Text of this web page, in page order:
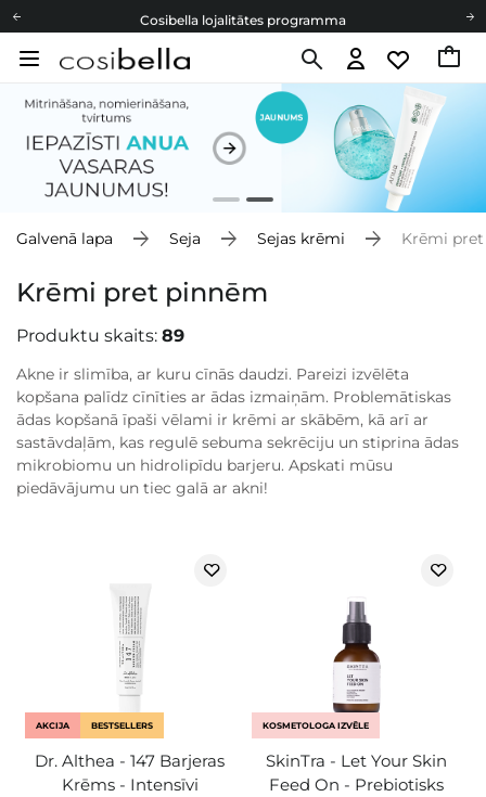
Cosibella lojalitātes programma
Bezmaskas piegāde no 49,00 €
Cosibella lojalitātes programma
Bezmaskas piegāde no 49,00 €
Galvenā lapa Seja Sejas krēmi Krēmi
Krēmi pret pinnēm
Produktu skaits: 89
Akne ir slimība, ar kuru cīnās daudzi. Pareizi izvēlēta
kopšana palīdz cīnīties ar ādas izmaiņām. Problemātiskas
ādas kopšanā īpaši vēlami ir krēmi ar skābēm, kā arī ar
sastāvdaļām, kas regulē sebuma sekrēciju un stiprina ādas
mikrobiomu un hidrolipīdu barjeru. Apskati mūsu
piedāvājumu un tiec galā ar akni!
AKCIJA BESTSELLERS
Dr. Althea - 147 Barjeras
Krēms - Intensīvi
KOSMETOLOGA IZVĒLE
SkinTra - Let Your Skin
Feed On - Prebiotisks